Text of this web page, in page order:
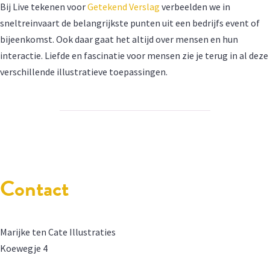
Bij Live tekenen voorGetekend Verslag verbeelden we in
sneltreinvaart de belangrijkste punten uit een bedrijfs event of
bijeenkomst. Ook daar gaat het altijd over mensen en hun
interactie. Liefde en fascinatie voor mensen zie je terug in al deze
verschillende illustratieve toepassingen.
Contact
Marijke ten Cate Illustraties
Koewegje 4